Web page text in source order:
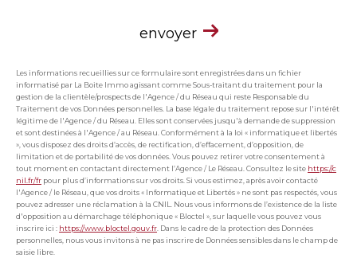
envoyer
Les informations recueillies sur ce formulaire sont enregistrées dans un fichier
informatisé par La Boite Immo agissant comme Sous-traitant du traitement pour la
gestion de la clientèle/prospects de l'Agence / du Réseau qui reste Responsable du
Traitement de vos Données personnelles. La base légale du traitement repose sur l'intérêt
légitime de l'Agence / du Réseau. Elles sont conservées jusqu'à demande de suppression
et sont destinées à l'Agence / au Réseau. Conformément à la loi « informatique et libertés
», vous disposez des droits d’accès, de rectification, d’effacement, d’opposition, de
limitation et de portabilité de vos données. Vous pouvez retirer votre consentement à
tout moment en contactant directement l’Agence / Le Réseau. Consultez le site https://c
nil.fr/fr pour plus d’informations sur vos droits. Si vous estimez, après avoir contacté
l'Agence / le Réseau, que vos droits « Informatique et Libertés » ne sont pas respectés, vous
pouvez adresser une réclamation à la CNIL. Nous vous informons de l’existence de la liste
d'opposition au démarchage téléphonique « Bloctel », sur laquelle vous pouvez vous
inscrire ici : https://www.bloctel.gouv.fr . Dans le cadre de la protection des Données
personnelles, nous vous invitons à ne pas inscrire de Données sensibles dans le champ de
saisie libre.